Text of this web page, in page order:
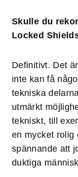
Skulle du
Locked
Definitivt. Det
inte kan få
tekniska
utmärkt
tekniskt, till
en mycket rolig
spännande att
duktiga